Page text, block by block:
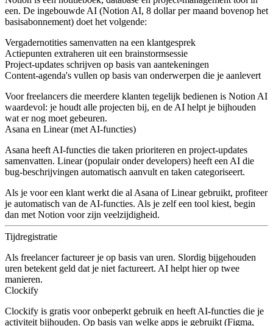
een. De ingebouwde AI (Notion AI, 8 dollar per maand bovenop het
basisabonnement) doet het volgende:
Vergadernotities samenvatten na een klantgesprek
Actiepunten extraheren uit een brainstormsessie
Project-updates schrijven op basis van aantekeningen
Content-agenda's vullen op basis van onderwerpen die je aanlevert
Voor freelancers die meerdere klanten tegelijk bedienen is Notion AI
waardevol: je houdt alle projecten bij, en de AI helpt je bijhouden
wat er nog moet gebeuren.
Asana en Linear (met AI-functies)
Asana heeft AI-functies die taken prioriteren en project-updates
samenvatten. Linear (populair onder developers) heeft een AI die
bug-beschrijvingen automatisch aanvult en taken categoriseert.
Als je voor een klant werkt die al Asana of Linear gebruikt, profiteer
je automatisch van de AI-functies. Als je zelf een tool kiest, begin
dan met Notion voor zijn veelzijdigheid.
Tijdregistratie
Als freelancer factureer je op basis van uren. Slordig bijgehouden
uren betekent geld dat je niet factureert. AI helpt hier op twee
manieren.
Clockify
Clockify is gratis voor onbeperkt gebruik en heeft AI-functies die je
activiteit bijhouden. Op basis van welke apps je gebruikt (Figma,